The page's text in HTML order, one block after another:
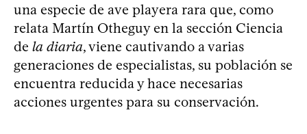
una especie de ave playera rara que, como
relata Martín Otheguy en la sección Ciencia
de la diaria, viene cautivando a varias
generaciones de especialistas, su población se
encuentra reducida y hace necesarias
acciones urgentes para su conservación.